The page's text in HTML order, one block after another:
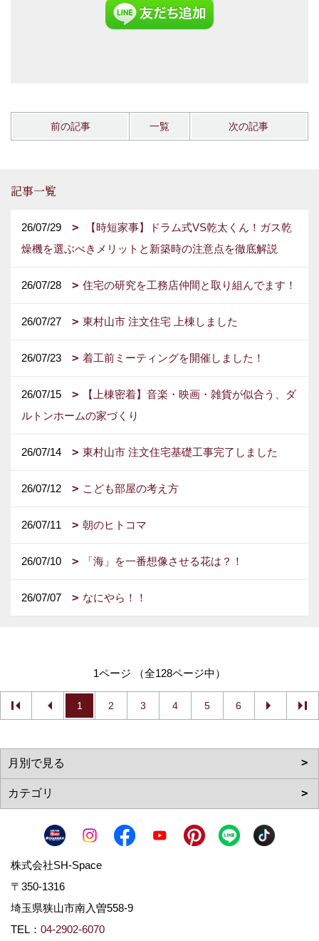
前の記事 一覧 次の記事
記事一覧
26/07/29
【時短家事】ドラム式VS乾太くん！ガス乾
燥機を選ぶべきメリットと新築時の注意点を徹底解説
26/07/28 住宅の研究を工務店仲間と取り組んでます！
26/07/27 東村山市 注文住宅 上棟しました
26/07/23 着工前ミーティングを開催しました！
26/07/15
【上棟密着】音楽・映画・雑貨が似合う、ダ
ルトンホームの家づくり
26/07/14 東村山市 注文住宅基礎工事完了しました
26/07/12 こども部屋の考え方
26/07/11 朝のヒトコマ
26/07/10 「海」を一番想像させる花は？！
26/07/07 なにやら！！
1ページ （全128ページ中）
1 2 3 4 5 6
株式会社SH-Space
〒350-1316
埼玉県狭山市南入曽558-9
TEL： 04-2902-6070